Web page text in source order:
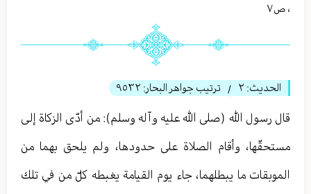
، ص٧
الحديث: ٢ / ترتيب جواهر البحار: ٩٥٣٢
قال رسول الله (صلى الله عليه وآله وسلم): من أدّى الزكاة إلى
مستحقّها، وأقام الصلاة على حدودها، ولم يلحق بهما من
الموبقات ما يبطلهما، جاء يوم القيامة يغبطه كلّ من في تلك